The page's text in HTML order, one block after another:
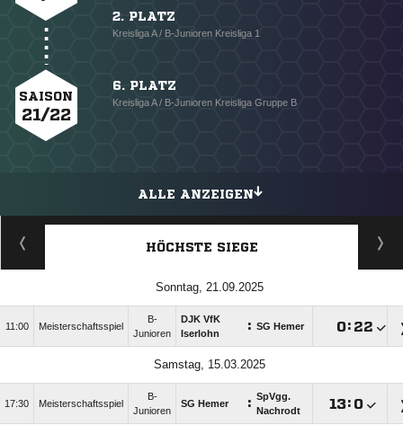
2. PLATZ
Kreisliga A / B-Junioren Kreisliga 1
SAISON
21/22
6. PLATZ
Kreisliga A / B-Junioren Kreisliga Gruppe B
ALLE ANZEIGEN
HÖCHSTE SIEGE
Sonntag, 21.09.2025
11:00 Meisterschaftsspiel
B-
Junioren
DJK VfK
Iserlohn
: SG Hemer : 
Samstag, 15.03.2025
17:30 Meisterschaftsspiel
B-
Junioren
SG Hemer : SpVgg.
Nachrodt
: 